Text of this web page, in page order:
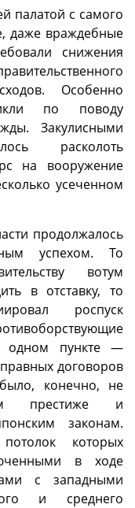
палатой с самого
даже враждебные
снижения
Особенно
по поводу
Закулисными
расколоть
на вооружение
усеченном
продолжалось
успехом. То
вотум
в отставку, то
роспуск
одном пункте —
договоров
конечно, не
престиже и
законам.
которых
в ходе
с западными
и среднего